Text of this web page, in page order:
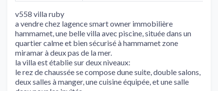
v558 villa ruby
a vendre chez lagence smart owner immobilière
hammamet, une belle villa avec piscine, située dans un
quartier calme et bien sécurisé à hammamet zone
miramar à deux pas de la mer.
la villa est établie sur deux niveaux:
le rez de chaussée se compose dune suite, double salons,
deux salles à manger, une cuisine équipée, et une salle